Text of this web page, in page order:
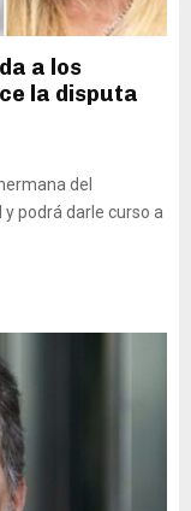
a los
la disputa
del
podrá darle curso a